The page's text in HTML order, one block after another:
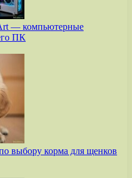
— компьютерные
ПК
выбору корма для щенков